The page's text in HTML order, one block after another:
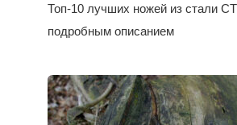
Топ-10 лучших ножей из стали
подробным описанием